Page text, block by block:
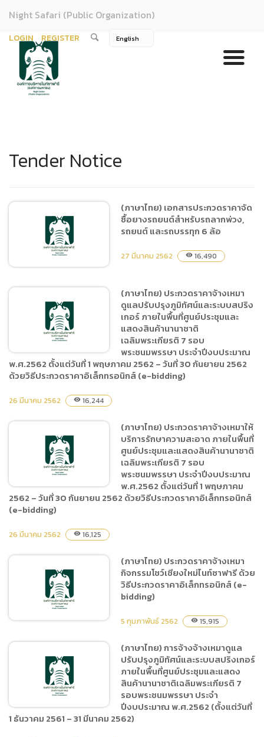
Night Safari (Public Organization)
LOGIN REGISTER
Tender Notice
(ภาษาไทย) เอกสารประกวด
ราคาจัดซื้อยางรถยนต์สำหรับ
รถลากพ่วง, รถยนต์ และรถ
บรรทุก 6 ล้อ
(ภาษาไทย) เอกสารประกวดราคาจัด
ซื้อยางรถยนต์สำหรับรถลากพ่วง,
รถยนต์ และรถบรรทุก 6 ล้อ
27 มีนาคม 2562 visibility 16,490
(ภาษาไทย) ประกวดราคาจ้าง
เหมาดูแลปรับปรุงภูมิทัศน์และ
ระบบสปริงเกอร์ ภายในพื้นที่
ศูนย์ประชุมและแสดงสินค้า
นานาชาติเฉลิมพระเกียรติ 7
รอบพระชนมพรรษา ประจำ
ปีงบประมาณ พ.ศ.2562
ตั้งแต่วันที่ 1 พฤษภาคม 2562
– วันที่ 30 กันยายน 2562
ด้วยวิธีประกวดราคา
อิเล็กทรอนิกส์ (e-bidding)
(ภาษาไทย) ประกวดราคาจ้างเหมา
ดูแลปรับปรุงภูมิทัศน์และระบบสปริง
เกอร์ ภายในพื้นที่ศูนย์ประชุมและ
แสดงสินค้านานาชาติ
เฉลิมพระเกียรติ 7 รอบ
พระชนมพรรษา ประจำปีงบประมาณ
พ.ศ.2562 ตั้งแต่วันที่ 1 พฤษภาคม 2562 – วันที่ 30 กันยายน 2562
ด้วยวิธีประกวดราคาอิเล็กทรอนิกส์ (e-bidding)
26 มีนาคม 2562 visibility 16,244
(ภาษาไทย) ประกวดราคาจ้าง
เหมาให้บริการรักษาความ
สะอาด ภายในพื้นที่ศูนย์ประชุม
และแสดงสินค้านานาชาติ
เฉลิมพระเกียรติ 7 รอบ
พระชนมพรรษา ประจำ
ปีงบประมาณ พ.ศ.2562
ตั้งแต่วันที่ 1 พฤษภาคม 2562
อิเล็กทรอนิกส์ (e-bidding)
(ภาษาไทย) ประกวดราคาจ้างเหมาให้
บริการรักษาความสะอาด ภายในพื้นที่
ศูนย์ประชุมและแสดงสินค้านานาชาติ
เฉลิมพระเกียรติ 7 รอบ
พระชนมพรรษา ประจำปีงบประมาณ
พ.ศ.2562 ตั้งแต่วันที่ 1 พฤษภาคม
2562 – วันที่ 30 กันยายน 2562 ด้วยวิธีประกวดราคาอิเล็กทรอนิกส์
(e-bidding)
26 มีนาคม 2562 visibility 16,125
(ภาษาไทย) ประกวดราคาจ้าง
เหมากิจกรรมโชว์เชียงใหม่
ไนท์ซาฟารี ด้วยวิธีประกวด
ราคาอิเล็กทรอนิกส์ (e-
bidding)
(ภาษาไทย) ประกวดราคาจ้างเหมา
กิจกรรมโชว์เชียงใหม่ไนท์ซาฟารี ด้วย
วิธีประกวดราคาอิเล็กทรอนิกส์ (e-
bidding)
5 กุมภาพันธ์ 2562 visibility 15,915
(ภาษาไทย) การจ้างจ้างเหมาดูแล
ปรับปรุงภูมิทัศน์และระบบสปริงเกอร์
ภายในพื้นที่ศูนย์ประชุมและแสดง
สินค้านานาชาติเฉลิมพระเกียรติ 7
รอบพระชนมพรรษา ประจำ
ปีงบประมาณ พ.ศ.2562 (ตั้งแต่วันที่
1 ธันวาคม 2561 – 31 มีนาคม 2562)